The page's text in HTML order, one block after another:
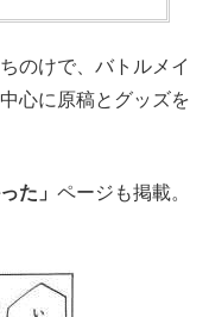
のけで、バトルメイ
心に原稿とグッズを
た」 ページも掲載。